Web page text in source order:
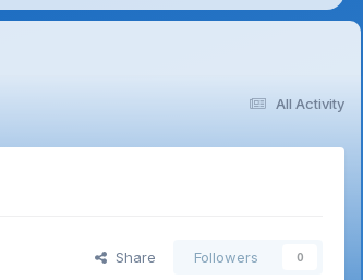
All Activity
Share Followers 0